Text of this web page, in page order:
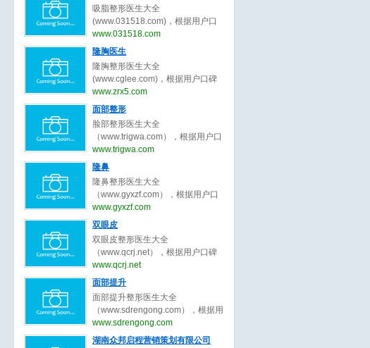
戴婷婷,曾斌,吴玉家,梁晓健,潘峰等
关于隆鼻修复的专家和信息。预约
咨询微信：bianmei0528。
修复隆鼻整形医生、北京隆鼻修复
整形医生、上海隆鼻修复整形医
生、广州隆鼻修复整形医生、成都
隆鼻修复整形医生、武汉隆鼻修复
整形医生、西安隆鼻修复整形、郑
州隆鼻修复整形。隆鼻修复整形医
生大全，秉承为客户服务公平公正
原则，为整形客户求美决策推荐最
好的隆鼻修复整形医生。
吸脂整形医生大全
(www.031518.com)，根据用户口
碑收录全中国最好的吸脂整形医
生，包括不限于吸脂整形外科医
形医生、北京吸脂整形医生、上海
吸脂整形医生、广州吸脂整形医
生、成都吸脂整形医生、武汉吸脂
整形医生、西安吸脂整形、郑州吸
脂整形。吸脂整形医生大全，秉承
为客户服务公平公正原则，为整形
客户求美决策推荐最好的吸脂整形
医生。
www.031518.com
隆胸医生
隆胸整形医生大全
(www.cglee.com)，根据用户口碑
收录全中国最好的隆胸整形医生，
包括不限于隆胸整形外科医生、隆
生、北京隆胸整形医生、上海隆胸
整形医生、广州隆胸整形医生、成
都隆胸整形医生、武汉隆胸整形医
生、西安隆胸整形、郑州隆胸整
形。隆胸整形医生大全，秉承为客
户服务公平公正原则，为整形客户
求美决策推荐最好的隆胸整形医
生。
www.zrx5.com
面部整形
脸部整形医生大全
（www.trigwa.com），根据用户口
碑收录全中国最好的脸部整形医
生，包括不限于脸部整形外科医
生、眼睛整形医生、吸脂整形医
生、修复整形医生、北京脸部整形
医生、上海脸部整形医生、广州脸
部整形医生、成都脸部整形医生、
武汉脸部整形医生、西安脸部整
形、郑州脸部整形。脸部整形医生
大全，秉承为客户服务公平公正原
则，为整形客户求美决策推荐最好
的脸部整形医生。
www.trigwa.com
隆鼻
隆鼻整形医生大全
（www.gyxzf.com），根据用户口
碑收录全中国最好的隆鼻整形医
生，包括不限于隆鼻整形外科医
生、眼睛整形医生、吸脂整形医
生、修复整形医生、北京整形医
生、上海整形医生、广州整形医
生、成都整形医生、武汉整形医
生。整形医生大全，秉承为客户服
务公平公正原则，为整形客户求美
决策推荐最好的隆鼻整形医生。
www.gyxzf.com
双眼皮
双眼皮整形医生大全
（www.qcrj.net），根据用户口碑
收录全中国最好的整形医生，包括
不限于整形外科医生、微整形医
生、修复双眼皮整形医生、北京双
眼皮整形医生、上海双眼皮整形医
生、广州双眼皮整形医生、成都双
眼皮整形医生、武汉双眼皮整形医
www.qcrj.net
面部提升
面部提升整形医生大全
（www.sdrengong.com），根据用
户口碑收录全中国最好的面部提升
整形医生，包括不限于面部提升整
www.sdrengong.com
湖南众邦启程营销策划有限公司